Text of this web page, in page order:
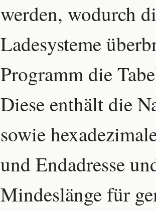
werden, wodurch
Ladesysteme
Programm die
Diese enthält die
sowie
und Endadresse
Mindeslänge für